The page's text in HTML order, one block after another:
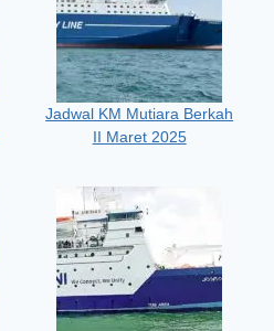
Jadwal KM Mutiara Berkah
II Maret 2025